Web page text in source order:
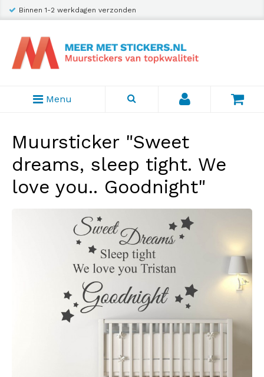
Binnen 1-2 werkdagen verzonden
Menu
Muursticker "Sweet
dreams, sleep tight. We
love you.. Goodnight"